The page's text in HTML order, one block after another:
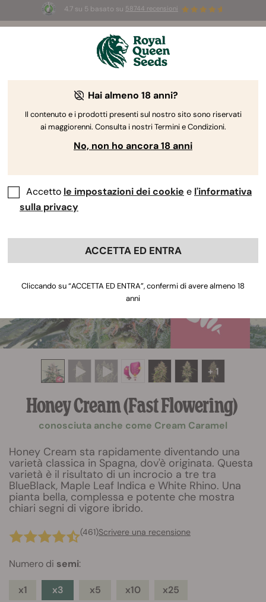
4.7 su 5 basato su 58744 recensioni
3 semi White Widow AutoGRATIS per i
+ 1
Honey Cream (Fast Flowering)
conosciuta anche come Cream Caramel
Honey Cream sta rapidamente diventando una
varietà classica in Spagna, dov'è originata. Questa
varietà è il risultato di un incrocio a tre tra
BlueBlack, Maple Leaf Indica e White Rhino. Una
pianta bella, complessa e potente che mostra
chiari segni di vigore ibrido.
(461)Scrivere una recensione
Numero di semi:
x1 x3 x5 x10 x25
Hai almeno 18 anni?
Il contenuto e i prodotti presenti sul nostro sito sono riservati
ai maggiorenni. Consulta i nostri Termini e Condizioni.
No, non ho ancora 18 anni
Accetto le impostazioni dei cookie e l'informativa
sulla privacy
ACCETTA ED ENTRA
Cliccando su “ACCETTA ED ENTRA”, confermi di avere almeno 18
anni